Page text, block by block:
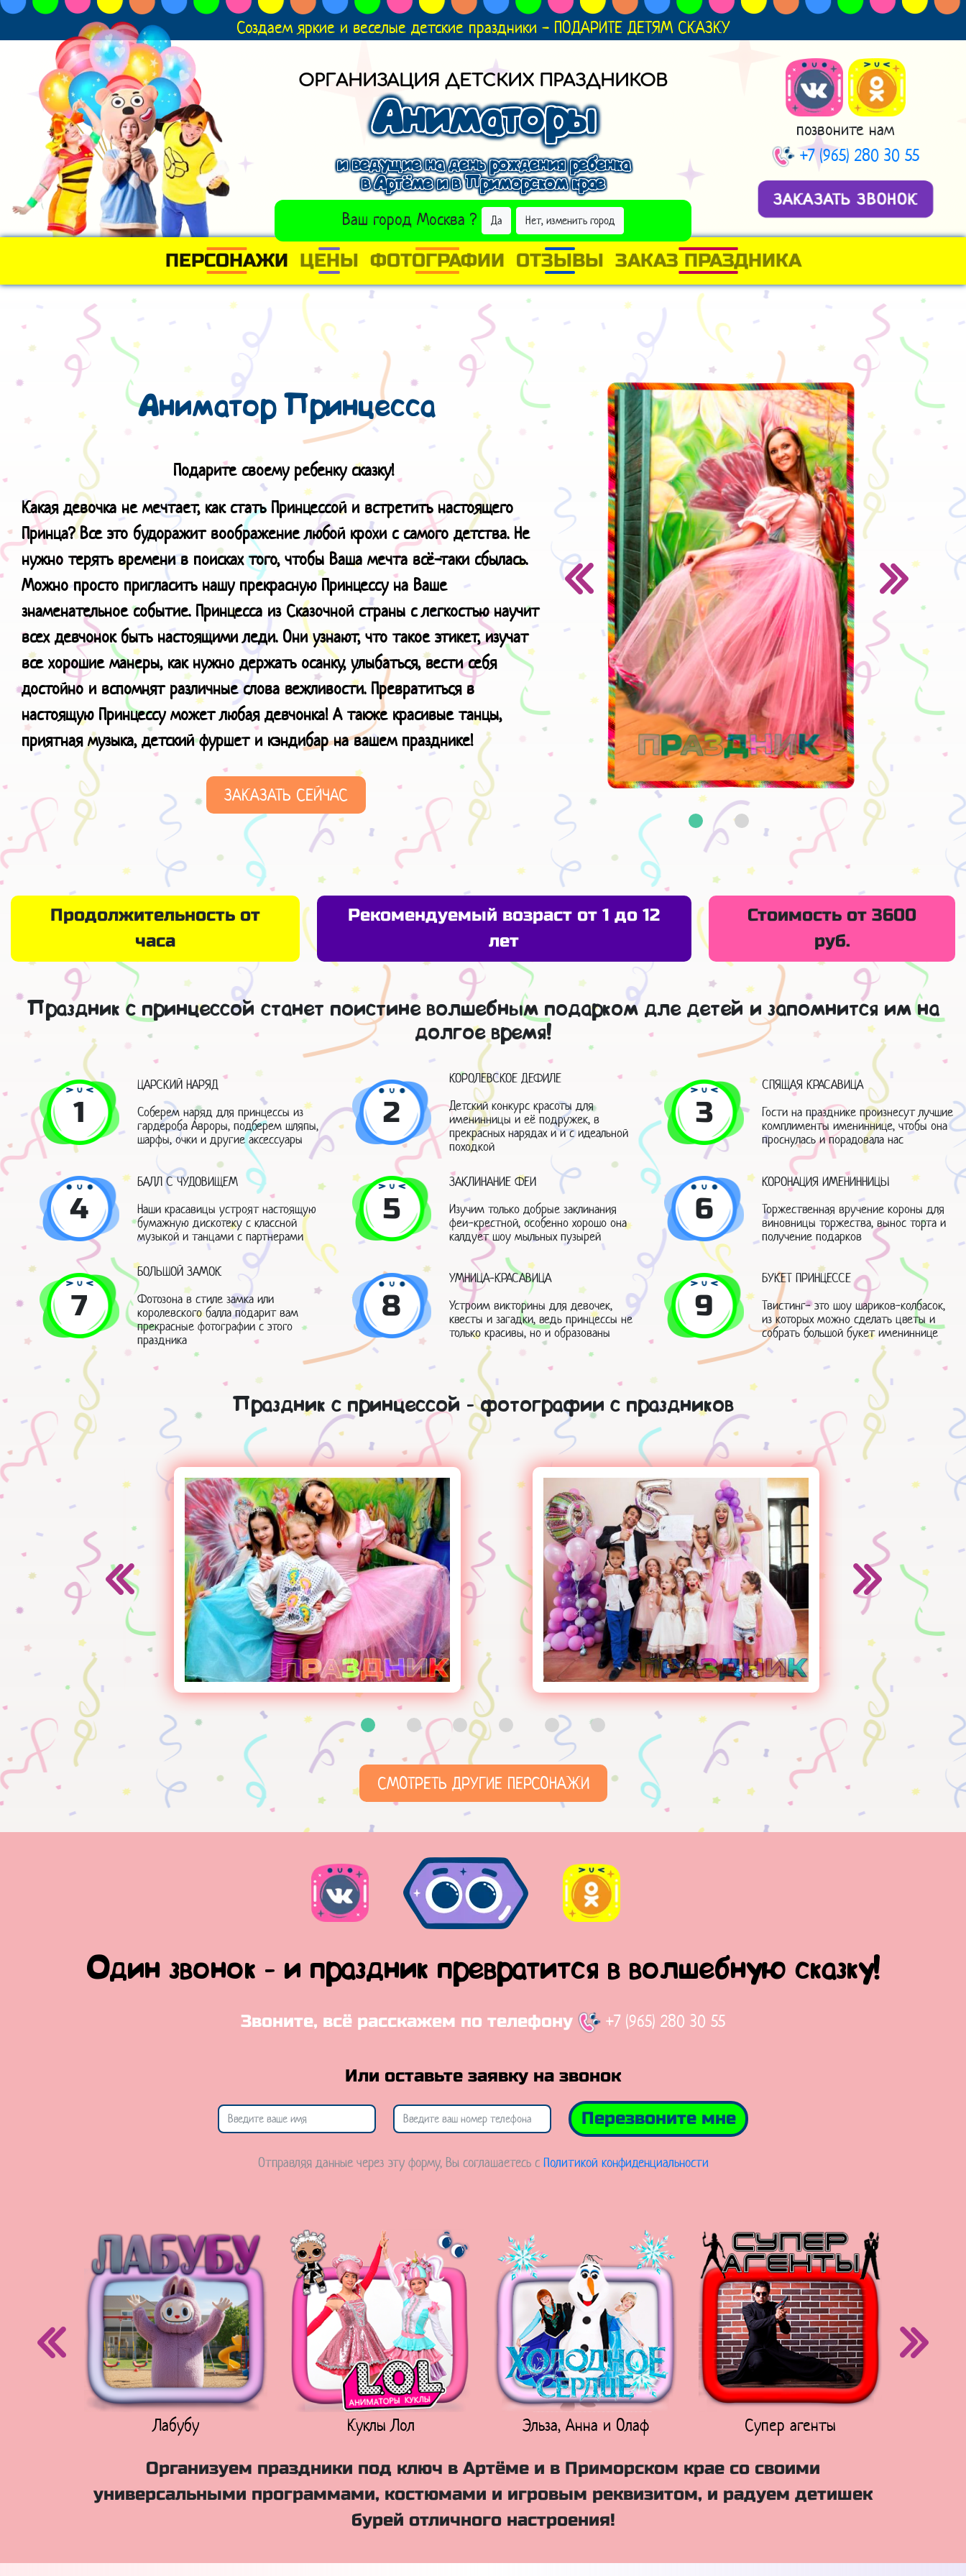
Создаем яркие и веселые детские праздники - ПОДАРИТЕ ДЕТЯМ СКАЗКУ
ОРГАНИЗАЦИЯ ДЕТСКИХ ПРАЗДНИКОВ
Аниматоры
и ведущие на день рождения ребенка
в Артёме и в Приморском крае
Ваш город Москва ? Да Нет, изменить город
ВЫБРАТЬ ДРУГОЙ ГОРОД
позвоните нам
+7 (965) 280 30 55
ЗАКАЗАТЬ ЗВОНОК
ПЕРСОНАЖИ ЦЕНЫ ФОТОГРАФИИ ОТЗЫВЫ ЗАКАЗ ПРАЗДНИКА
Аниматор Принцесса
Подарите своему ребенку сказку!
Какая девочка не мечтает, как стать Принцессой и встретить настоящего
Принца? Все это будоражит воображение любой крохи с самого детства. Не
нужно терять времени в поисках того, чтобы Ваша мечта всё-таки сбылась.
Можно просто пригласить нашу прекрасную Принцессу на Ваше
знаменательное событие. Принцесса из Сказочной страны с легкостью научит
всех девчонок быть настоящими леди. Они узнают, что такое этикет, изучат
все хорошие манеры, как нужно держать осанку, улыбаться, вести себя
достойно и вспомнят различные слова вежливости. Превратиться в
настоящую Принцессу может любая девчонка! А также красивые танцы,
приятная музыка, детский фуршет и кэндибар на вашем празднике!
ЗАКАЗАТЬ СЕЙЧАС
Продолжительность от
часа
Рекомендуемый возраст от 1 до 12
лет
Стоимость от 3600
руб.
Праздник с принцессой станет поистине волшебным подарком дле детей и запомнится им на
долгое время!
1
ЦАРСКИЙ НАРЯД
Соберем наряд для принцессы из
гардероба Авроры, подберем шляпы,
шарфы, очки и другие аксессуары
2
КОРОЛЕВСКОЕ ДЕФИЛЕ
Детский конкурс красоты для
именинницы и её подружек, в
прекрасных нарядах и и с идеальной
походкой
3
СПЯЩАЯ КРАСАВИЦА
Гости на празднике произнесут лучшие
комплименты имениннице, чтобы она
проснулась и порадовала нас
4
БАЛЛ С ЧУДОВИЩЕМ
Наши красавицы устроят настоящую
бумажную дискотеку с классной
музыкой и танцами с партнерами
5
ЗАКЛИНАНИЕ ФЕИ
Изучим только добрые заклинания
феи-крестной, особенно хорошо она
калдует шоу мыльных пузырей
6
КОРОНАЦИЯ ИМЕНИННИЦЫ
Торжественная вручение короны для
виновницы торжества, вынос торта и
получение подарков
7
БОЛЬШОЙ ЗАМОК
Фотозона в стиле замка или
королевского балла подарит вам
прекрасные фотографии с этого
праздника
8
УМНИЦА-КРАСАВИЦА
Устроим викторины для девочек,
квесты и загадки, ведь принцессы не
только красивы, но и образованы
9
БУКЕТ ПРИНЦЕССЕ
Твистинг- это шоу шариков-колбасок,
из которых можно сделать цветы и
собрать большой букет имениннице
Праздник с принцессой - фотографии с праздников
СМОТРЕТЬ ДРУГИЕ ПЕРСОНАЖИ
Один звонок - и праздник превратится в волшебную сказку!
Звоните, всё расскажем по телефону +7 (965) 280 30 55
Или оставьте заявку на звонок
Перезвоните мне
Отправляя данные через эту форму, Вы соглашаетесь с Политикой конфиденциальности
Лабубу Куклы Лол Эльза, Анна и Олаф Супер агенты
Организуем праздники под ключ в Артёме и в Приморском крае со своими
универсальными программами, костюмами и игровым реквизитом, и радуем детишек
бурей отличного настроения!